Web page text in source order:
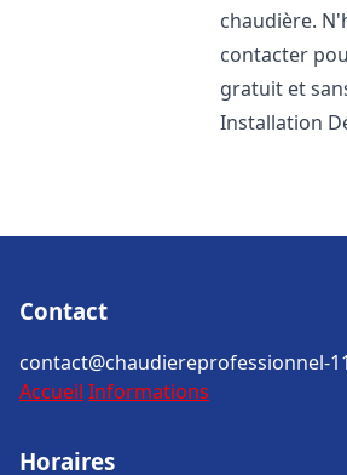
chaudière.
contacter
gratuit et
Installation
Contact
contact@chaudiereprofessionnel-
Accueil Informations
Horaires